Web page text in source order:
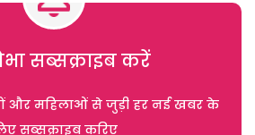
सब्सक्राइब करें
और महिलाओं से जुड़ी हर नई खबर के
सब्सक्राइब करिए